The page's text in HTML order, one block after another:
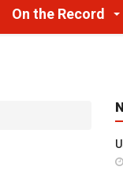
On the Record